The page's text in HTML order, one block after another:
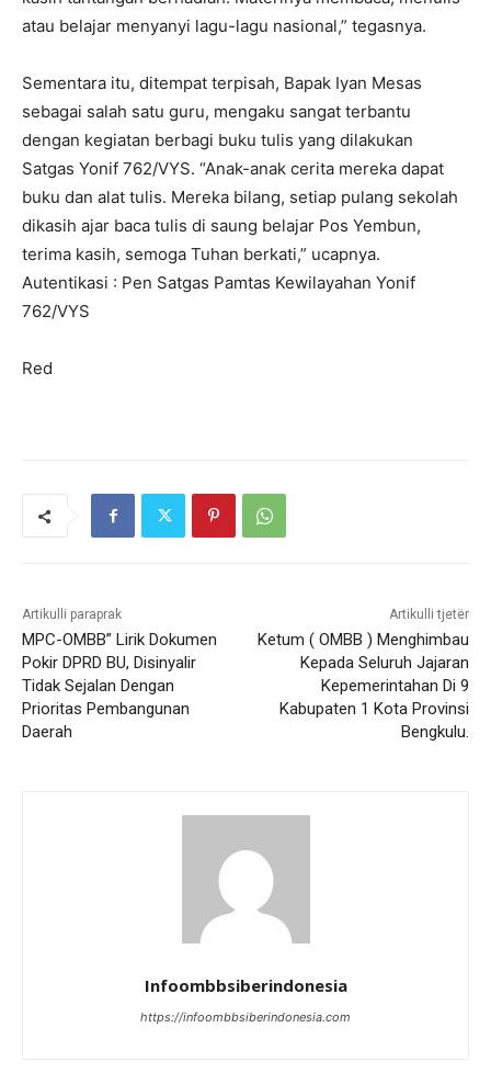
atau belajar menyanyi lagu-lagu nasional,” tegasnya.
Sementara itu, ditempat terpisah, Bapak Iyan Mesas
sebagai salah satu guru, mengaku sangat terbantu
dengan kegiatan berbagi buku tulis yang dilakukan
Satgas Yonif 762/VYS. “Anak-anak cerita mereka dapat
buku dan alat tulis. Mereka bilang, setiap pulang sekolah
dikasih ajar baca tulis di saung belajar Pos Yembun,
terima kasih, semoga Tuhan berkati,” ucapnya.
Autentikasi : Pen Satgas Pamtas Kewilayahan Yonif
762/VYS
Red
Artikulli paraprak
MPC-OMBB” Lirik Dokumen
Pokir DPRD BU, Disinyalir
Tidak Sejalan Dengan
Prioritas Pembangunan
Daerah
Artikulli tjetër
Ketum ( OMBB ) Menghimbau
Kepada Seluruh Jajaran
Kepemerintahan Di 9
Kabupaten 1 Kota Provinsi
Bengkulu.
Infoombbsiberindonesia
https://infoombbsiberindonesia.com